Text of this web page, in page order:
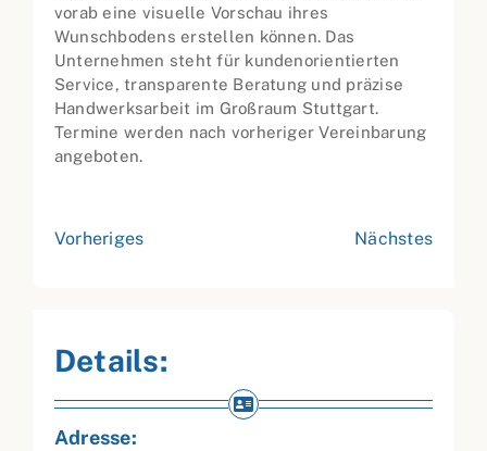
vorab eine visuelle Vorschau ihres
Wunschbodens erstellen können. Das
Unternehmen steht für kundenorientierten
Service, transparente Beratung und präzise
Handwerksarbeit im Großraum Stuttgart.
Termine werden nach vorheriger Vereinbarung
angeboten.
Vorheriges Nächstes
Details:
Adresse: